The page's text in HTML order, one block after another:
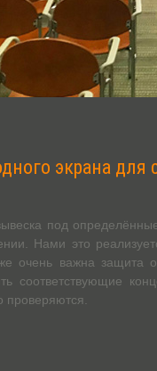
экрана для
под
Нами это
очень важна
соответствующие